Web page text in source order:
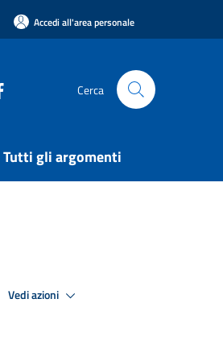
Accedi all'area personale
Cerca
Tutti gli argomenti
Vedi azioni